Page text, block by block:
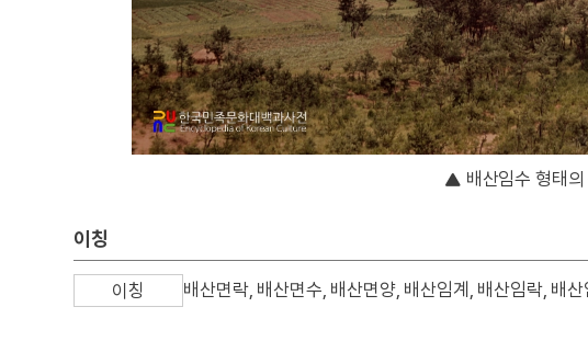
배산임수 형태의
이칭
이칭 배산면락, 배산면수, 배산면양, 배산임계, 배산임락, 배산